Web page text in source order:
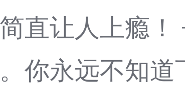
直让人上瘾
你永远不知